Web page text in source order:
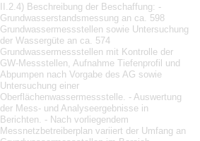
II.2.4) Beschreibung der Beschaffung: -
Grundwasserstandsmessung an ca. 598
Grundwassermessstellen sowie Untersuchung
der Wassergüte an ca. 574
Grundwassermessstellen mit Kontrolle der
GW-Messstellen, Aufnahme Tiefenprofil und
Abpumpen nach Vorgabe des AG sowie
Untersuchung einer
Oberflächenwassermessstelle. - Auswertung
der Mess- und Analyseergebnisse in
Berichten. - Nach vorliegendem
Messnetzbetreiberplan variiert der Umfang an